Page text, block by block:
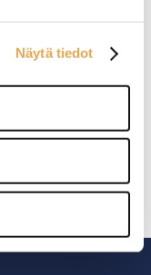
Näytä tiedot